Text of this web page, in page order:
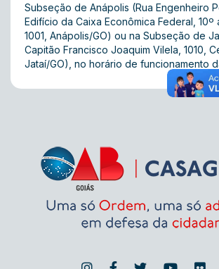
Subseção de Anápolis (Rua Engenheiro
Edifício da Caixa Econômica Federal, 10º
1001, Anápolis/GO) ou na Subseção de
Capitão Francisco Joaquim Vilela, 1010,
Jataí/GO), no horário de funcionamento